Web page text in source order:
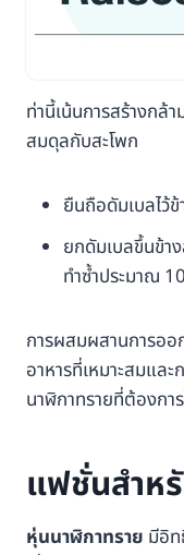
ท่านี้เน้นการสร้างกล้
สมดุลกับสะโพก
ยืนถือดัมเบลไว้
ยกดัมเบลขึ้นข้า
ทำซ้ำประมาณ
การผสมผสานการออ
อาหารที่เหมาะสมแล
นาฬิกาทรายที่ต้องกา
แฟชั่นสำห
หุ่นนาฬิกาทราย มีอิ